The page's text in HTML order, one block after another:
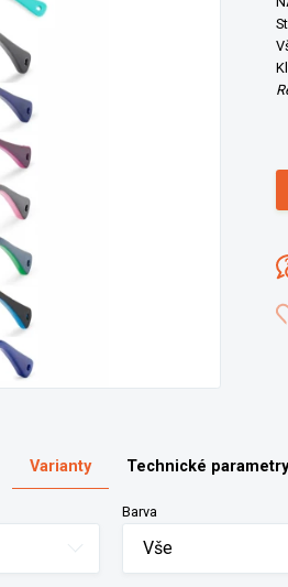
Varianty Technické
Barva
Vše